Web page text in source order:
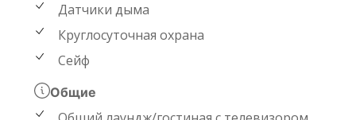
Датчики дыма
Круглосуточная охрана
Сейф
Общие